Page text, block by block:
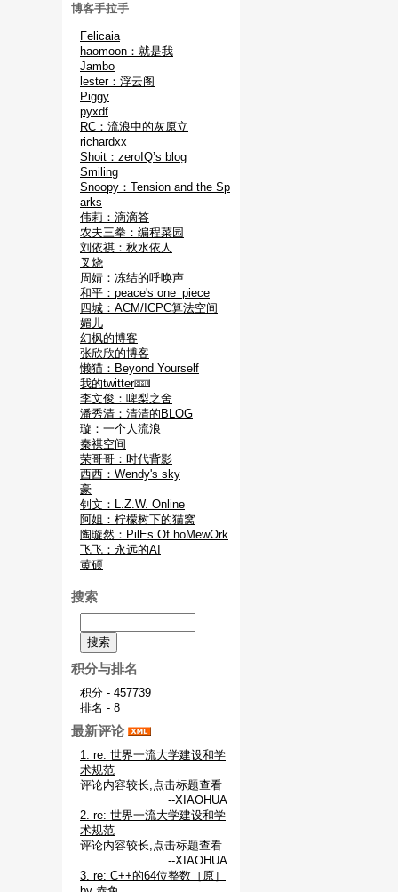
博客手拉手
Felicaia
haomoon：就是我
Jambo
lester：浮云阁
Piggy
pyxdf
RC：流浪中的灰原立
richardxx
Shoit：zeroIQ’s blog
Smiling
Snoopy：Tension and the Sp
arks
伟莉：滴滴答
农夫三拳：编程菜园
刘依祺：秋水依人
叉烧
周婧：冻结的呼唤声
和平：peace's one_piece
四城：ACM/ICPC算法空间
媚儿
幻枫的博客
张欣欣的博客
懒猫：Beyond Yourself
我的twitter
李文俊：啤梨之舍
潘秀清：清清的BLOG
璇：一个人流浪
秦祺空间
荣哥哥：时代背影
西西：Wendy's sky
豪
钊文：L.Z.W. Online
阿姐：柠檬树下的猫窝
陶璇然：PilEs Of hoMewOrk
飞飞：永远的AI
黄硕
搜索
积分与排名
积分 - 457739
排名 - 8
最新评论
1. re: 世界一流大学建设和学
术规范
评论内容较长,点击标题查看
--XIAOHUA
2. re: 世界一流大学建设和学
术规范
评论内容较长,点击标题查看
--XIAOHUA
3. re: C++的64位整数［原］